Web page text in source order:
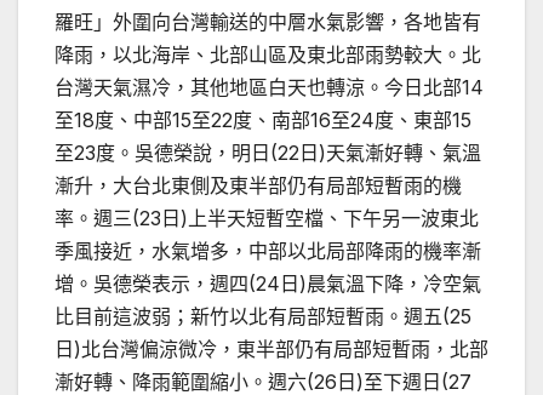
羅旺」外圍向台灣輸送的中層水氣影響，各地皆有
降雨，以北海岸、北部山區及東北部雨勢較大。北
台灣天氣濕冷，其他地區白天也轉涼。今日北部14
至18度、中部15至22度、南部16至24度、東部15
至23度。吳德榮說，明日(22日)天氣漸好轉、氣溫
漸升，大台北東側及東半部仍有局部短暫雨的機
率。週三(23日)上半天短暫空檔、下午另一波東北
季風接近，水氣增多，中部以北局部降雨的機率漸
增。吳德榮表示，週四(24日)晨氣溫下降，冷空氣
比目前這波弱；新竹以北有局部短暫雨。週五(25
日)北台灣偏涼微冷，東半部仍有局部短暫雨，北部
漸好轉、降雨範圍縮小。週六(26日)至下週日(27